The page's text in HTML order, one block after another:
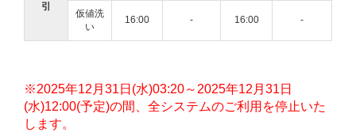
引
仮値洗
い
16:00 - 16:00 -
※2025年12月31日(水)03:20～2025年12月31日
(水)12:00(予定)の間、全システムのご利用を停止いた
します。